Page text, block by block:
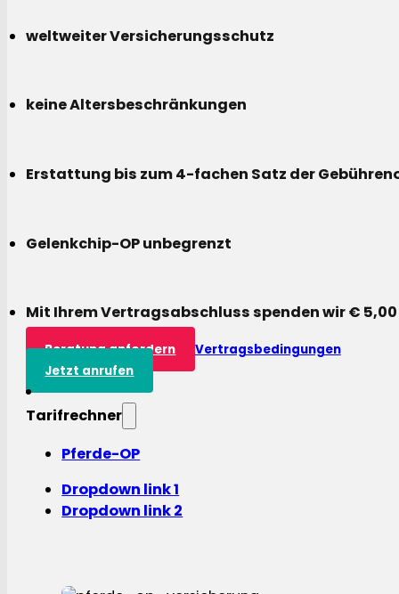
weltweiter Versicherungsschutz
keine Altersbeschränkungen
Erstattung bis zum 4-fachen Satz der
Gelenkchip-OP unbegrenzt
Mit Ihrem Vertragsabschluss spenden wir €
Beratung anfordern
Vertragsbedingungen
Jetzt anrufen
Tarifrechner
Pferde-OP
Dropdown link 1
Dropdown link 2